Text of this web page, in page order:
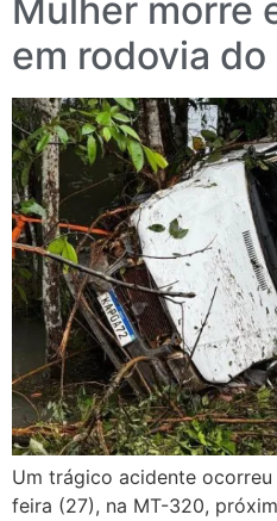
Mulher morre
em rodovia
Um trágico acidente
feira (27), na MT-320,